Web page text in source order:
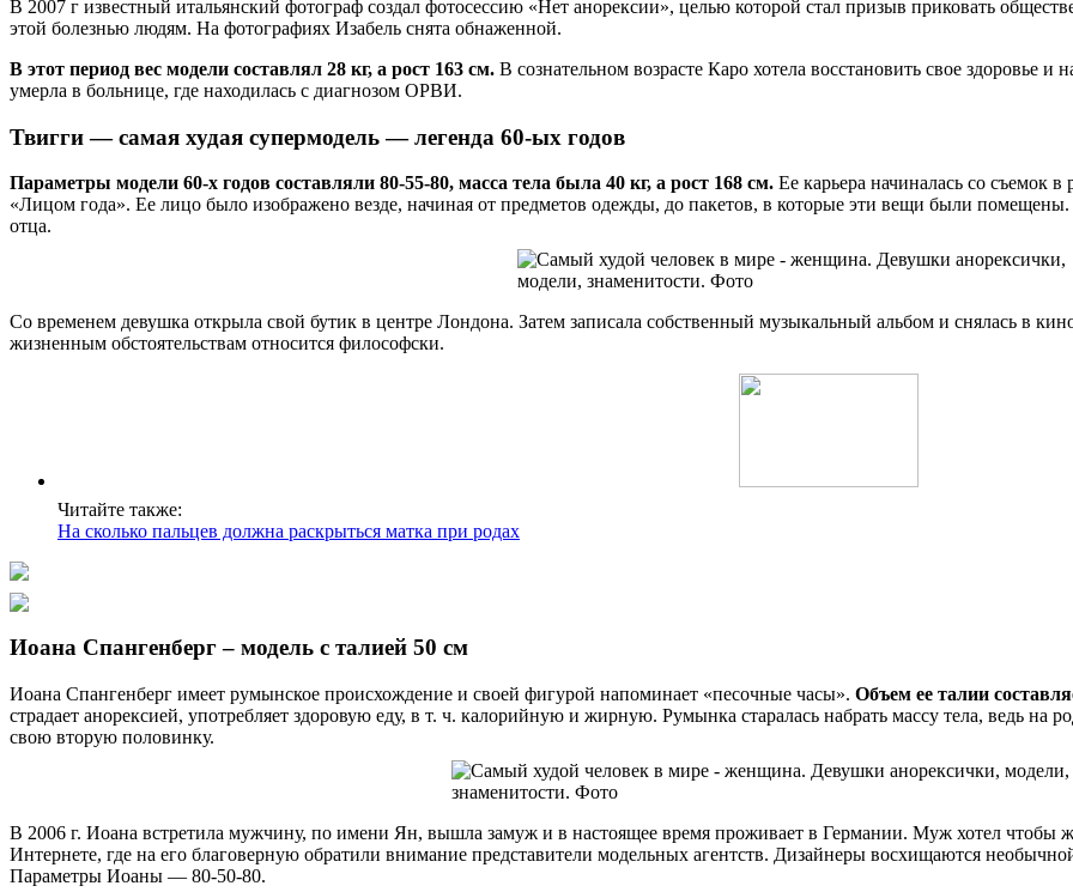
В 2007 г известный итальянский фотограф создал фотосессию «Нет анорексии», целью которой стал призыв приковать
этой болезнью людям. На фотографиях Изабель снята обнаженной.
В этот период вес модели составлял 28 кг, а рост 163 см. В сознательном возрасте Каро хотела восстановить свое здоровье
умерла в больнице, где находилась с диагнозом ОРВИ.
Твигги — самая худая супермодель — легенда 60-ых годов
Параметры модели 60-х годов составляли 80-55-80, масса тела была 40 кг, а рост 168 см. Ее карьера начиналась со съемок в
«Лицом года». Ее лицо было изображено везде, начиная от предметов одежды, до пакетов, в которые эти вещи были
отца.
Со временем девушка открыла свой бутик в центре Лондона. Затем записала собственный музыкальный альбом и снялась в
жизненным обстоятельствам относится философски.
Читайте также:
На сколько пальцев должна раскрыться матка при родах
Иоана Спангенберг – модель с талией 50 см
Иоана Спангенберг имеет румынское происхождение и своей фигурой напоминает «песочные часы». Объем ее талии
страдает анорексией, употребляет здоровую еду, в т. ч. калорийную и жирную. Румынка старалась набрать массу тела, ведь на
свою вторую половинку.
В 2006 г. Иоана встретила мужчину, по имени Ян, вышла замуж и в настоящее время проживает в Германии. Муж хотел чтобы
Интернете, где на его благоверную обратили внимание представители модельных агентств. Дизайнеры восхищаются
Параметры Иоаны — 80-50-80.